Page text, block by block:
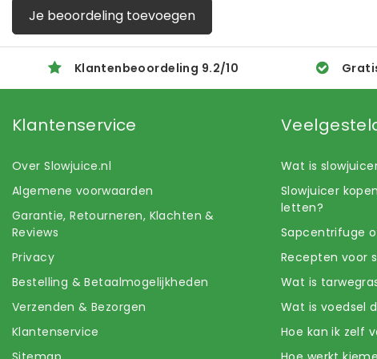
Je beoordeling toevoegen
Klantenbeoordeling 9.2/10
Klantenservice
Over Slowjuice.nl
Algemene voorwaarden
Garantie, Retourneren, Klachten &
Reviews
Privacy
Bestelling & Betaalmogelijkheden
Verzenden & Bezorgen
Klantenservice
Wat is
Slowjuicer
letten?
Sapcentrifuge
Recepten voor
Wat is
Wat is voedsel
Hoe kan ik zelf